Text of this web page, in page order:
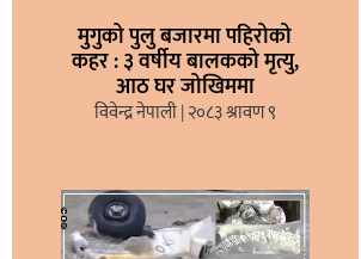
मुगुको पुलु बजारमा पहिरोको
कहर : ३ वर्षीय बालकको मृत्यु,
आठ घर जोखिममा
विवेन्द्र नेपाली २०८३ श्रावण ९